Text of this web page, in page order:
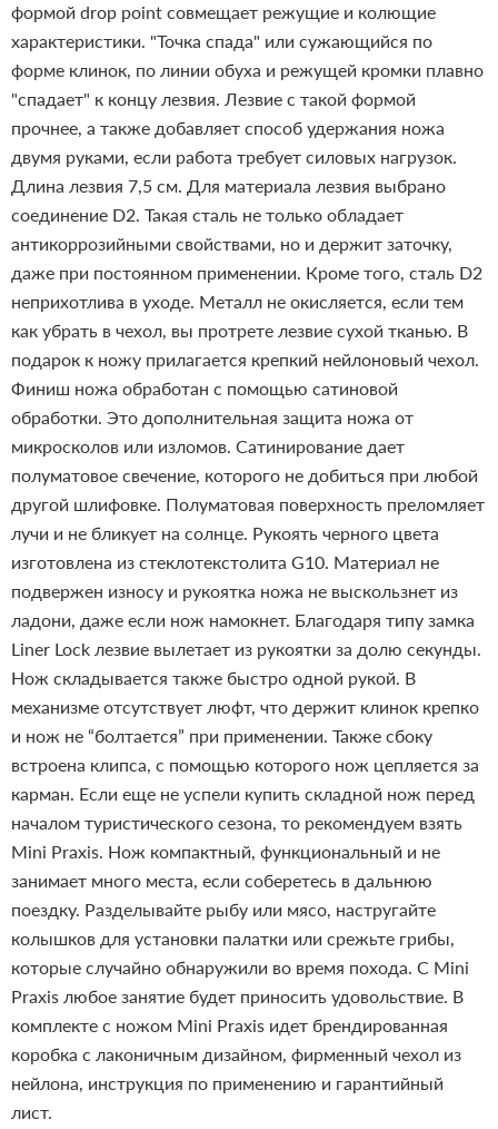
формой drop point совмещает режущие и колющие
характеристики. "Точка спада" или сужающийся по
форме клинок, по линии обуха и режущей кромки плавно
"спадает" к концу лезвия. Лезвие с такой формой
прочнее, а также добавляет способ удержания ножа
двумя руками, если работа требует силовых нагрузок.
Длина лезвия 7,5 см. Для материала лезвия выбрано
соединение D2. Такая сталь не только обладает
антикоррозийными свойствами, но и держит заточку,
даже при постоянном применении. Кроме того, сталь D2
неприхотлива в уходе. Металл не окисляется, если тем
как убрать в чехол, вы протрете лезвие сухой тканью. В
подарок к ножу прилагается крепкий нейлоновый чехол.
Финиш ножа обработан с помощью сатиновой
обработки. Это дополнительная защита ножа от
микросколов или изломов. Сатинирование дает
полуматовое свечение, которого не добиться при любой
другой шлифовке. Полуматовая поверхность преломляет
лучи и не бликует на солнце. Рукоять черного цвета
изготовлена из стеклотекстолита G10. Материал не
подвержен износу и рукоятка ножа не выскользнет из
ладони, даже если нож намокнет. Благодаря типу замка
Liner Lock лезвие вылетает из рукоятки за долю секунды.
Нож складывается также быстро одной рукой. В
механизме отсутствует люфт, что держит клинок крепко
и нож не “болтается” при применении. Также сбоку
встроена клипса, с помощью которого нож цепляется за
карман. Если еще не успели купить складной нож перед
началом туристического сезона, то рекомендуем взять
Mini Praxis. Нож компактный, функциональный и не
занимает много места, если соберетесь в дальнюю
поездку. Разделывайте рыбу или мясо, настругайте
колышков для установки палатки или срежьте грибы,
которые случайно обнаружили во время похода. С Mini
Praxis любое занятие будет приносить удовольствие. В
комплекте с ножом Mini Praxis идет брендированная
коробка с лаконичным дизайном, фирменный чехол из
нейлона, инструкция по применению и гарантийный
лист.